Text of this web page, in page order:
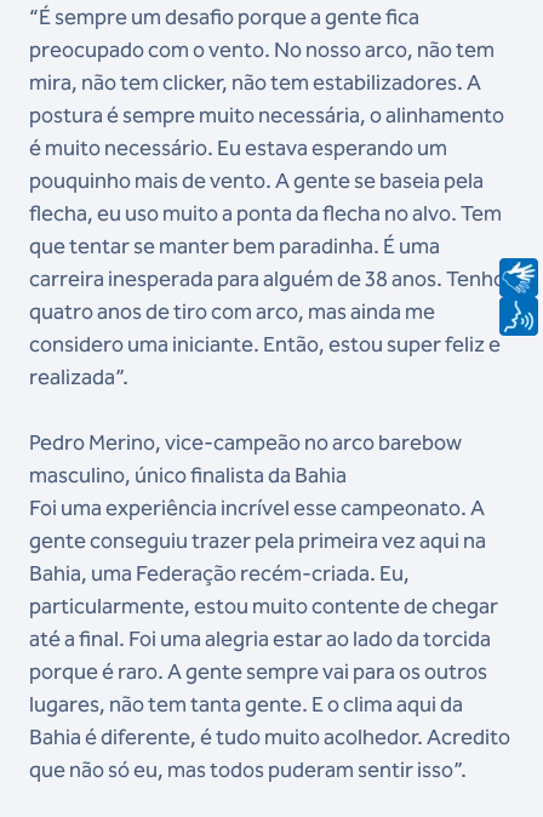
“É sempre um desafio porque a gente fica
preocupado com o vento. No nosso arco, não tem
mira, não tem clicker, não tem estabilizadores. A
postura é sempre muito necessária, o alinhamento
é muito necessário. Eu estava esperando um
pouquinho mais de vento. A gente se baseia pela
flecha, eu uso muito a ponta da flecha no alvo. Tem
que tentar se manter bem paradinha. É uma
carreira inesperada para alguém de 38 anos. Tenho
quatro anos de tiro com arco, mas ainda me
considero uma iniciante. Então, estou super feliz e
realizada”.
Pedro Merino, vice-campeão no arco barebow
masculino, único finalista da Bahia
Foi uma experiência incrível esse campeonato. A
gente conseguiu trazer pela primeira vez aqui na
Bahia, uma Federação recém-criada. Eu,
particularmente, estou muito contente de chegar
até a final. Foi uma alegria estar ao lado da torcida
porque é raro. A gente sempre vai para os outros
lugares, não tem tanta gente. E o clima aqui da
Bahia é diferente, é tudo muito acolhedor. Acredito
que não só eu, mas todos puderam sentir isso”.